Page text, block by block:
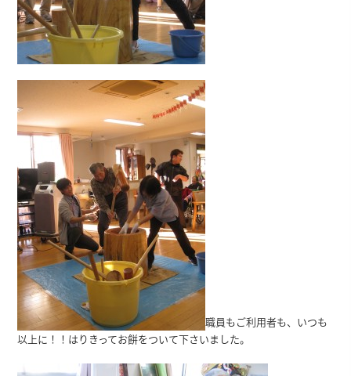
職員もご利用者も、いつも
以上に！！はりきってお餅をついて下さいました。